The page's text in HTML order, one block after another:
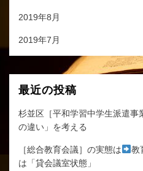
2019年8月
2019年7月
最近の投稿
杉並区［平和学習中学生派遣事
の違い」を考える
［総合教育会議］の実態は
教
は「貸会議室状態」